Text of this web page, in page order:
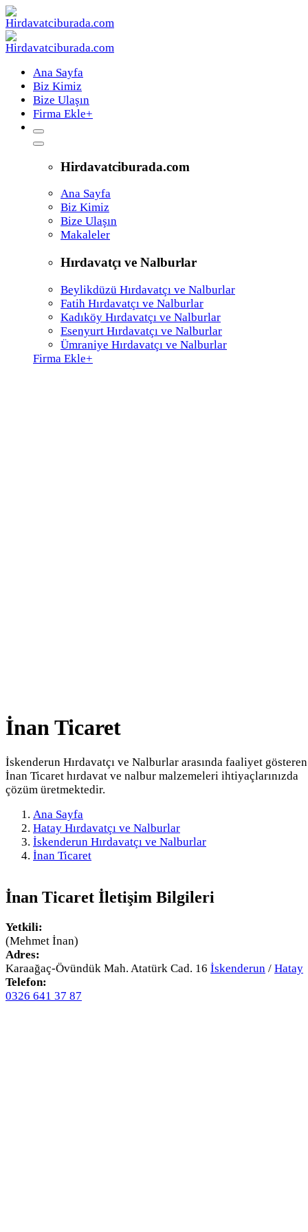
Ana Sayfa
Biz Kimiz
Bize Ulaşın
Firma Ekle+
Hirdavatciburada.com
Ana Sayfa
Biz Kimiz
Bize Ulaşın
Makaleler
Hırdavatçı ve Nalburlar
Beylikdüzü Hırdavatçı ve Nalburlar
Fatih Hırdavatçı ve Nalburlar
Kadıköy Hırdavatçı ve Nalburlar
Esenyurt Hırdavatçı ve Nalburlar
Ümraniye Hırdavatçı ve Nalburlar
Firma Ekle+
İnan Ticaret
İskenderun Hırdavatçı ve Nalburlar arasında faaliyet gösteren
İnan Ticaret hırdavat ve nalbur malzemeleri ihtiyaçlarınızda
çözüm üretmektedir.
Ana Sayfa
Hatay Hırdavatçı ve Nalburlar
İskenderun Hırdavatçı ve Nalburlar
İnan Ticaret
İnan Ticaret İletişim Bilgileri
Yetkili:
(Mehmet İnan)
Adres:
Karaağaç-Övündük Mah. Atatürk Cad. 16 İskenderun / Hatay
Telefon:
0326 641 37 87